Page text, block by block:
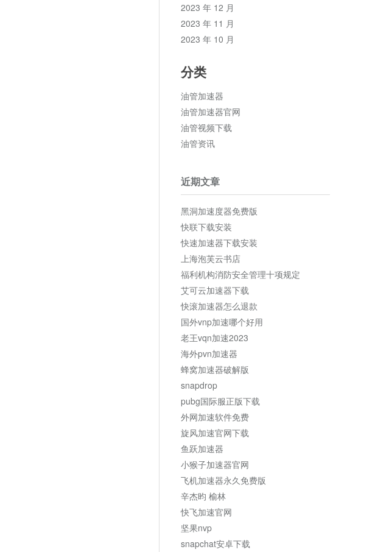
2023 年 12 月
2023 年 11 月
2023 年 10 月
分类
油管加速器
油管加速器官网
油管视频下载
油管资讯
近期文章
黑洞加速度器免费版
快联下载安装
快速加速器下载安装
上海泡芙云书店
福利机构消防安全管理十项规定
艾可云加速器下载
快滚加速器怎么退款
国外vnp加速哪个好用
老王vqn加速2023
海外pvn加速器
蜂窝加速器破解版
snapdrop
pubg国际服正版下载
外网加速软件免费
旋风加速官网下载
鱼跃加速器
小猴子加速器官网
飞机加速器永久免费版
辛杰昀 榆林
快飞加速官网
坚果nvp
snapchat安卓下载